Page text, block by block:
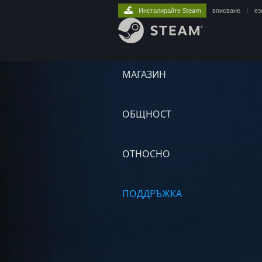
МАГАЗИН
ОБЩНОСТ
ОТНОСНО
ПОДДРЪЖКА
Инсталирайте Steam вписване